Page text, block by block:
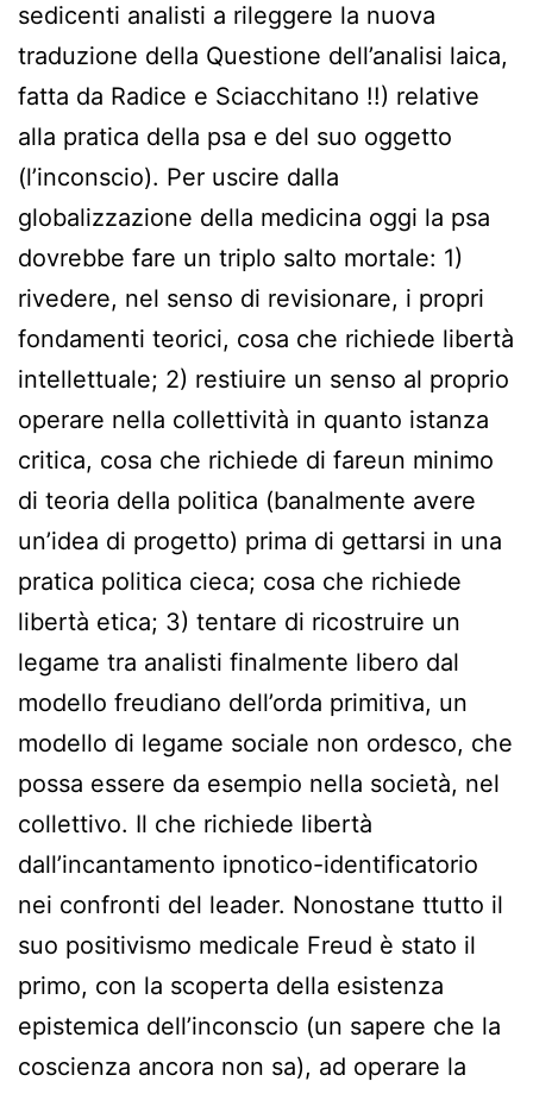
sedicenti analisti a rileggere la nuova
traduzione della Questione dell’analisi laica,
fatta da Radice e Sciacchitano !!) relative
alla pratica della psa e del suo oggetto
(l’inconscio). Per uscire dalla
globalizzazione della medicina oggi la psa
dovrebbe fare un triplo salto mortale: 1)
rivedere, nel senso di revisionare, i propri
fondamenti teorici, cosa che richiede libertà
intellettuale; 2) restiuire un senso al proprio
operare nella collettività in quanto istanza
critica, cosa che richiede di fareun minimo
di teoria della politica (banalmente avere
un’idea di progetto) prima di gettarsi in una
pratica politica cieca; cosa che richiede
libertà etica; 3) tentare di ricostruire un
legame tra analisti finalmente libero dal
modello freudiano dell’orda primitiva, un
modello di legame sociale non ordesco, che
possa essere da esempio nella società, nel
collettivo. Il che richiede libertà
dall’incantamento ipnotico-identificatorio
nei confronti del leader. Nonostane ttutto il
suo positivismo medicale Freud è stato il
primo, con la scoperta della esistenza
epistemica dell’inconscio (un sapere che la
coscienza ancora non sa), ad operare la